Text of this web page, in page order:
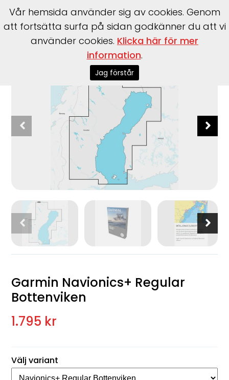
Garmin Garmin Navionics+ Regular
Garmin Navionics+ Regular
Bottenviken
1.795 kr
Välj variant
Vår hemsida använder sig av cookies. Genom
att fortsätta surfa på sidan godkänner du att vi
använder cookies. Klicka här för mer
information.
Jag förstår